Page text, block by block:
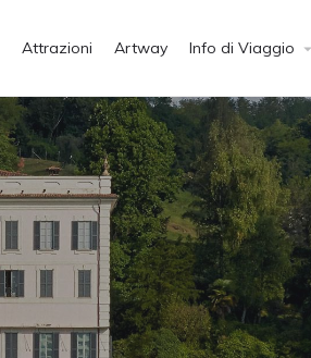
Attrazioni Artway Info di Viaggio